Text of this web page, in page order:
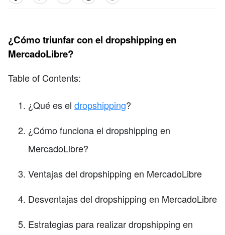
¿Cómo triunfar con el dropshipping en
MercadoLibre?
Table of Contents:
¿Qué es el dropshipping?
¿Cómo funciona el dropshipping en
MercadoLibre?
Ventajas del dropshipping en MercadoLibre
Desventajas del dropshipping en MercadoLibre
Estrategias para realizar dropshipping en